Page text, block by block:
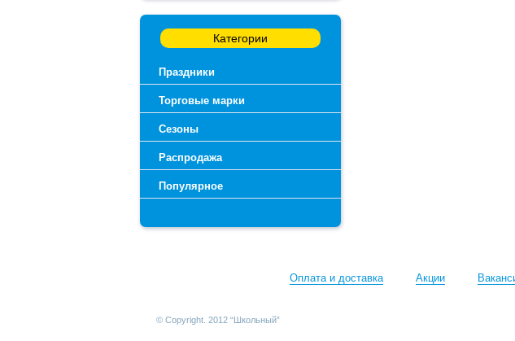
Категории
Праздники
Торговые марки
Сезоны
Распродажа
Популярное
Оплата и доставка Акции
© Copyright. 2012 “Школьный”